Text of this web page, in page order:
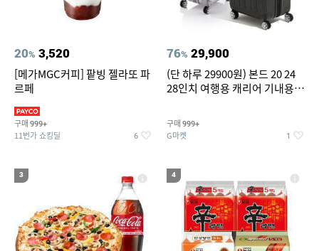
20% 3,520
[메가MGC커피] 팥빙 젤라또 파
르페
구매 999+
11번가 쇼킹딜 6
76% 29,900
(단 하루 29900원) 본드 20 24
28인치 여행용 캐리어 기내용
(20%쿠폰)
구매 999+
G마켓 1
3 4